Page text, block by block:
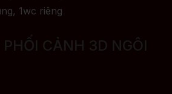
1wc riêng
CẢNH 3D NGÔI